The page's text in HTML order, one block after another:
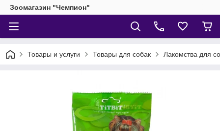
Зоомагазин "Чемпион"
Товары и услуги Товары для собак Лакомства для